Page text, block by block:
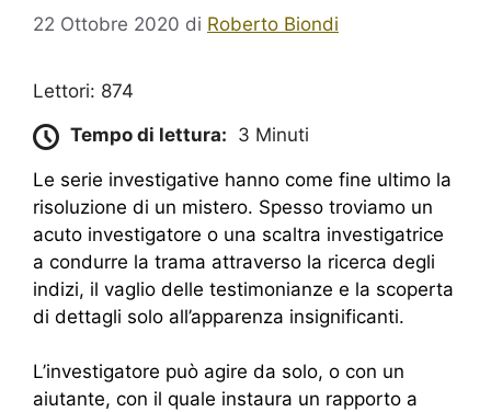
22 Ottobre 2020 di Roberto Biondi
Lettori: 874
Tempo di lettura: 3 Minuti
Le serie investigative hanno come fine ultimo la
risoluzione di un mistero. Spesso troviamo un
acuto investigatore o una scaltra investigatrice
a condurre la trama attraverso la ricerca degli
indizi, il vaglio delle testimonianze e la scoperta
di dettagli solo all’apparenza insignificanti.
L’investigatore può agire da solo, o con un
aiutante, con il quale instaura un rapporto a